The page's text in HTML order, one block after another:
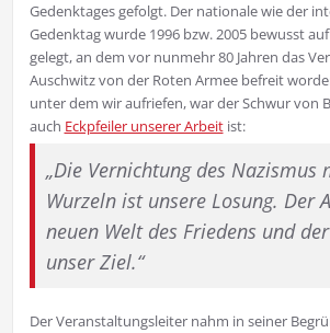
Gedenktages gefolgt. Der nationale wie der
Gedenktag wurde 1996 bzw. 2005 bewusst
gelegt, an dem vor nunmehr 80 Jahren das
Auschwitz von der Roten Armee befreit
unter dem wir aufriefen, war der Schwur von
auch Eckpfeiler unserer Arbeitist:
„Die Vernichtung des Nazismus
Wurzeln ist unsere Losung. Der
neuen Welt des Friedens und
unser Ziel.“
Der Veranstaltungsleiter nahm in seiner